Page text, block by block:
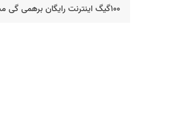
۱۰۰گیگ اینترنت رایگان برهمی گی مبارک